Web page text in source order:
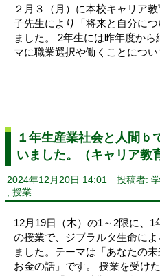
２月３（月）に本校キャリア
子先生により「将来と自分に
ました。 2年生には昨年度か
マに職業選択や働くことについ
１年生産業社会と人間ｂ
いました。（キャリア教
2024年12月20日 14:01 投稿者:
授業
12月19日（木）の1～2限に、1
の授業で、ジブラルタ生命に
ました。テーマは「あなたの
お金の話」です。 授業を受け